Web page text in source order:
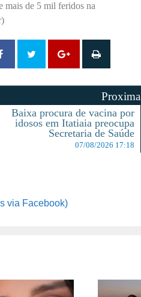
mais de 5 mil feridos na
Proxima
Baixa procura de vacina por
idosos em Itatiaia preocupa
Secretaria de Saúde
07/08/2026 17:18
via Facebook)